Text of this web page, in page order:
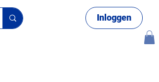
Inloggen